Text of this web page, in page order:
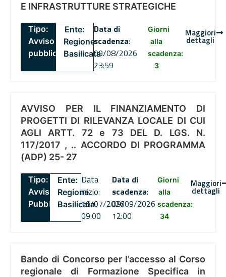
E INFRASTRUTTURE STRATEGICHE
Tipo:
Avviso
pubblico
Ente:
Regione
Basilicata
Data di
scadenza:
09/08/2026
23:59
Giorni
alla
scadenza:
3
Maggiori
dettagli
AVVISO PER IL FINANZIAMENTO DI
PROGETTI DI RILEVANZA LOCALE DI CUI
AGLI ARTT. 72 e 73 DEL D. LGS. N.
117/2017 , .. ACCORDO DI PROGRAMMA
(ADP) 25- 27
Tipo:
Avviso
Pubblico
Ente:
Regione
Basilicata
Data
inizio:
16/07/2026
09:00
Data di
scadenza:
09/09/2026
12:00
Giorni
alla
scadenza:
34
Maggiori
dettagli
Bando di Concorso per l’accesso al Corso
regionale di Formazione Specifica in